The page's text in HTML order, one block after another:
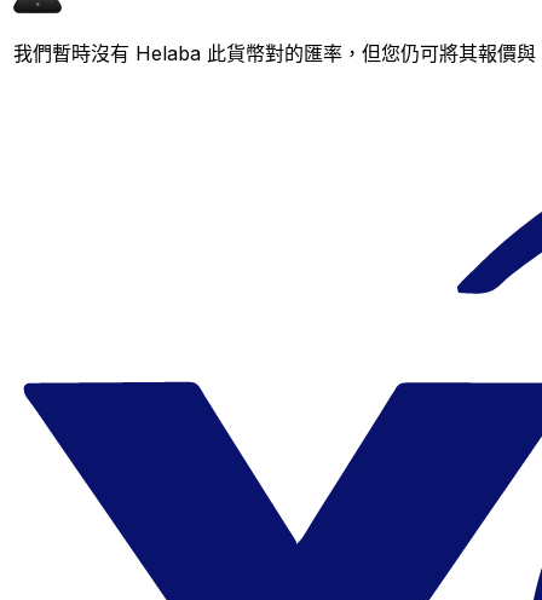
我們暫時沒有 Helaba 此貨幣對的匯率，但您仍可將其報價